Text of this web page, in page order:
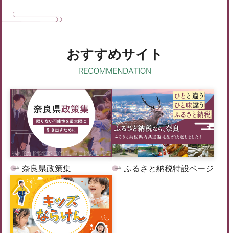
おすすめサイト
奈良県政策集 ふるさと納税特設ページ